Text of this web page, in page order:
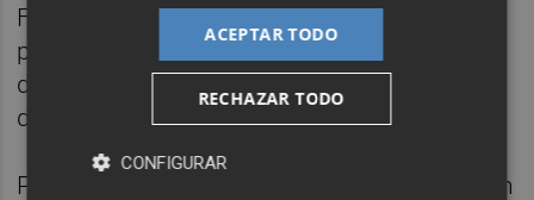
Formen, la industria de Vilafranca ya
presagió su final, confirmando la
desaparición de un emblema de la comarca
de Els Ports, fundada en 1907.
Por otra parte, queda pendiente la resolución
ACEPTAR TODO
RECHAZAR TODO
CONFIGURAR